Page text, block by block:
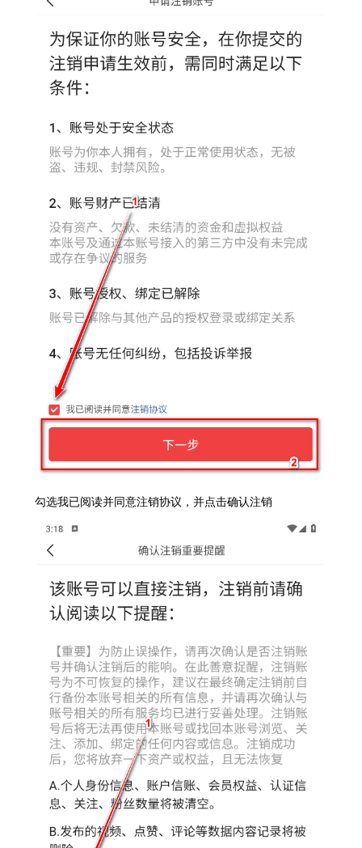
勾选我已阅读并同意注销协议，并点击确认注销